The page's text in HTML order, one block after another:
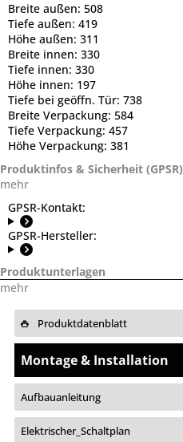
Breite außen: 508
Tiefe außen: 419
Höhe außen: 311
Breite innen: 330
Tiefe innen: 330
Höhe innen: 197
Tiefe bei geöffn. Tür: 738
Breite Verpackung: 584
Tiefe Verpackung: 457
Höhe Verpackung: 381
Produktinfos & Sicherheit (GPSR)
mehr
GPSR-Kontakt:
GPSR-Hersteller:
Produktunterlagen
mehr
Produktdatenblatt
Montage & Installation
Aufbauanleitung
Elektrischer_Schaltplan